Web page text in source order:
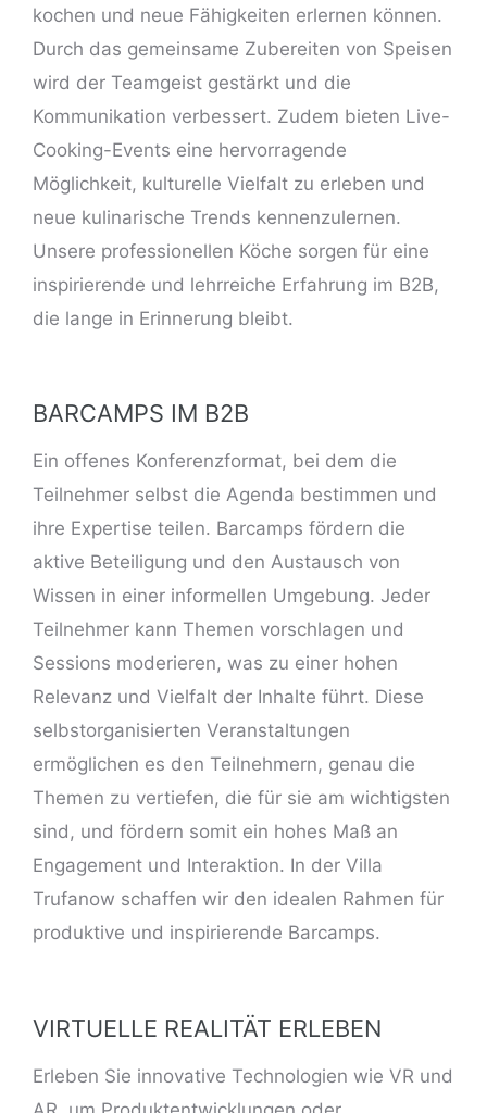
kochen und neue Fähigkeiten erlernen können.
Durch das gemeinsame Zubereiten von Speisen
wird der Teamgeist gestärkt und die
Kommunikation verbessert. Zudem bieten Live-
Cooking-Events eine hervorragende
Möglichkeit, kulturelle Vielfalt zu erleben und
neue kulinarische Trends kennenzulernen.
Unsere professionellen Köche sorgen für eine
inspirierende und lehrreiche Erfahrung im B2B,
die lange in Erinnerung bleibt.
BARCAMPS IM B2B
Ein offenes Konferenzformat, bei dem die
Teilnehmer selbst die Agenda bestimmen und
ihre Expertise teilen. Barcamps fördern die
aktive Beteiligung und den Austausch von
Wissen in einer informellen Umgebung. Jeder
Teilnehmer kann Themen vorschlagen und
Sessions moderieren, was zu einer hohen
Relevanz und Vielfalt der Inhalte führt. Diese
selbstorganisierten Veranstaltungen
ermöglichen es den Teilnehmern, genau die
Themen zu vertiefen, die für sie am wichtigsten
sind, und fördern somit ein hohes Maß an
Engagement und Interaktion. In der Villa
Trufanow schaffen wir den idealen Rahmen für
produktive und inspirierende Barcamps.
VIRTUELLE REALITÄT ERLEBEN
Erleben Sie innovative Technologien wie VR und